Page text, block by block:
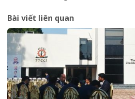
Bài viết liên quan